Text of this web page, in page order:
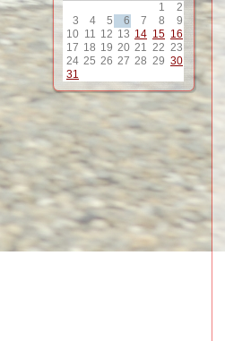
1
2
3
4 5 6 7 8
9
10 11 12 13 14 15 16
17 18 19 20 21 22 23
24 25 26 27 28 29 30
31